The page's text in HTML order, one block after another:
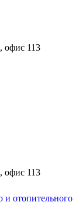
офис 113
офис 113